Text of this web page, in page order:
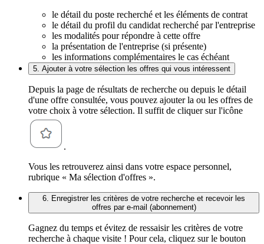
le détail du poste recherché et les éléments de contrat
le détail du profil du candidat recherché par l'entreprise
les modalités pour répondre à cette offre
la présentation de l'entreprise (si présente)
les informations complémentaires le cas échéant
5. Ajouter à votre sélection les offres qui vous intéressent
Depuis la page de résultats de recherche ou depuis le détail
d'une offre consultée, vous pouvez ajouter la ou les offres de
votre choix à votre sélection. Il suffit de cliquer sur l'icône
.
Vous les retrouverez ainsi dans votre espace personnel,
rubrique « Ma sélection d'offres ».
6. Enregistrer les critères de votre recherche et recevoir les
offres par e-mail (abonnement)
Gagnez du temps et évitez de ressaisir les critères de votre
recherche à chaque visite ! Pour cela, cliquez sur le bouton